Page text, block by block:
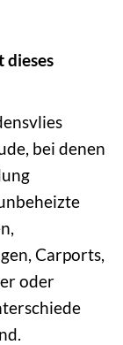
dieses
bei denen
Carports,
oder